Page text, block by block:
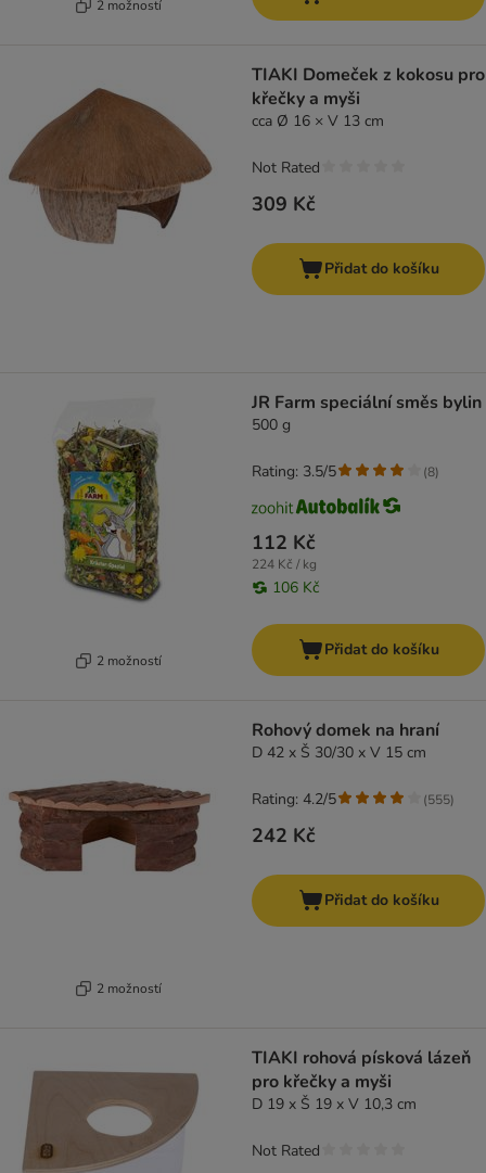
2 možností
TIAKI Domeček z kokosu pro
křečky a myši
cca Ø 16 × V 13 cm
309 Kč
Not Rated
Přidat do košíku
2 možností
JR Farm speciální směs bylin
500 g
112 Kč
224 Kč / kg
106 Kč
Rating: 3.5/5 (8)
Přidat do košíku
2 možností
Rohový domek na hraní
D 42 x Š 30/30 x V 15 cm
242 Kč
Rating: 4.2/5 (555)
Přidat do košíku
TIAKI rohová písková lázeň
pro křečky a myši
D 19 x Š 19 x V 10,3 cm
Not Rated